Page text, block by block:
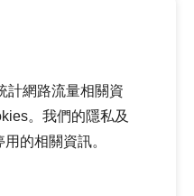
計網路流量相關資
。我們的隱私及
的相關資訊。